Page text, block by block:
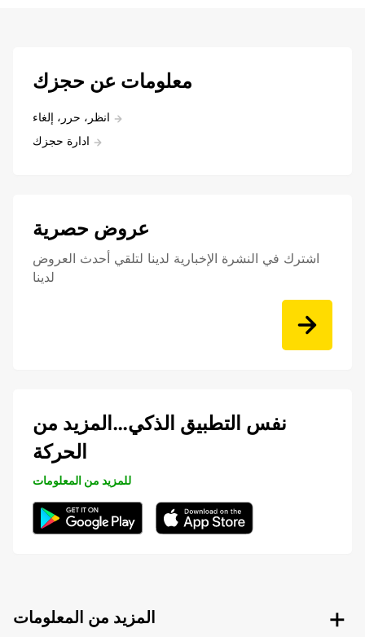
معلومات عن حجزك
انظر، حرر، إلغاء
ادارة حجزك
عروض حصرية
اشترك في النشرة الإخبارية لدينا لتلقي أحدث العروض
لدينا
نفس التطبيق الذكي…المزيد من
الحركة
للمزيد من المعلومات
المزيد من المعلومات